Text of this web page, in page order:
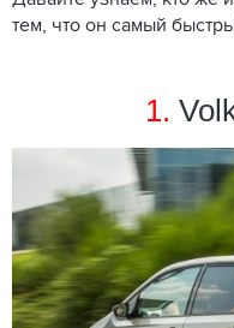
тем, что он самый
1.